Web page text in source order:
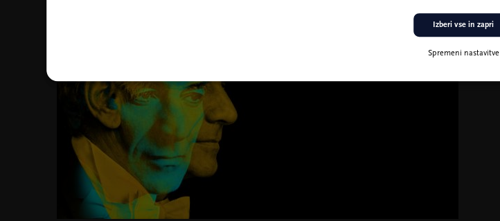
Spremeni nastavitve
Izberi vse in zapri